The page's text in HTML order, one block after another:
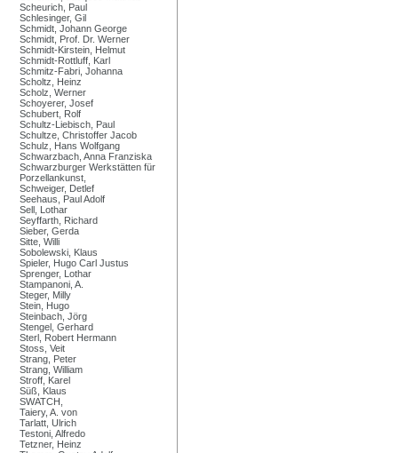
Scheurich, Paul
Schlesinger, Gil
Schmidt, Johann George
Schmidt, Prof. Dr. Werner
Schmidt-Kirstein, Helmut
Schmidt-Rottluff, Karl
Schmitz-Fabri, Johanna
Scholtz, Heinz
Scholz, Werner
Schoyerer, Josef
Schubert, Rolf
Schultz-Liebisch, Paul
Schultze, Christoffer Jacob
Schulz, Hans Wolfgang
Schwarzbach, Anna Franziska
Schwarzburger Werkstätten für
Porzellankunst,
Schweiger, Detlef
Seehaus, Paul Adolf
Sell, Lothar
Seyffarth, Richard
Sieber, Gerda
Sitte, Willi
Sobolewski, Klaus
Spieler, Hugo Carl Justus
Sprenger, Lothar
Stampanoni, A.
Steger, Milly
Stein, Hugo
Steinbach, Jörg
Stengel, Gerhard
Sterl, Robert Hermann
Stoss, Veit
Strang, Peter
Strang, William
Stroff, Karel
Süß, Klaus
SWATCH,
Taiery, A. von
Tarlatt, Ulrich
Testoni, Alfredo
Tetzner, Heinz